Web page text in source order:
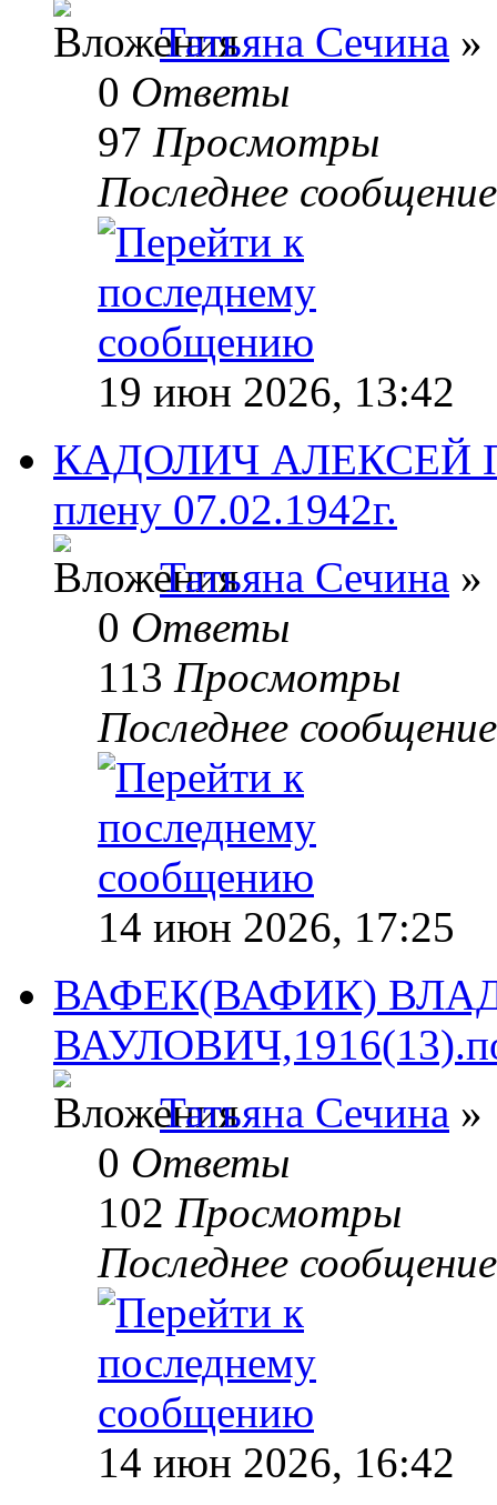
Татьяна Сечина »
0 Ответы
97 Просмотры
Последнее
19 июн 2026, 13:42
КАДОЛИЧ АЛЕКСЕЙ
плену 07.02.1942г.
Татьяна Сечина »
0 Ответы
113 Просмотры
Последнее
14 июн 2026, 17:25
ВАФЕК(ВАФИК)
Татьяна Сечина »
0 Ответы
102 Просмотры
Последнее
14 июн 2026, 16:42